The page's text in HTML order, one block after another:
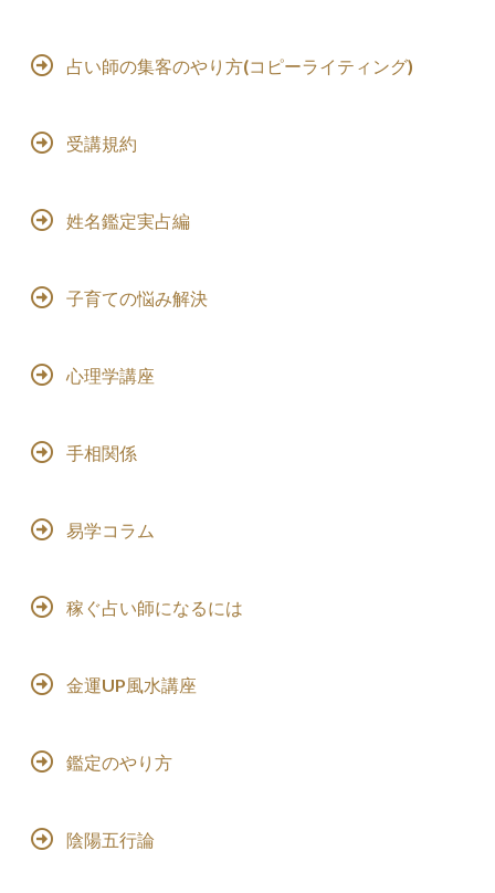
占い師の集客のやり方(コピーライティング)
受講規約
姓名鑑定実占編
子育ての悩み解決
心理学講座
手相関係
易学コラム
稼ぐ占い師になるには
金運UP風水講座
鑑定のやり方
陰陽五行論